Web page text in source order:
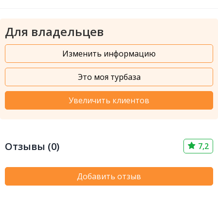
Для владельцев
Изменить информацию
Это моя турбаза
Увеличить клиентов
Отзывы (0) 7,2
Добавить отзыв